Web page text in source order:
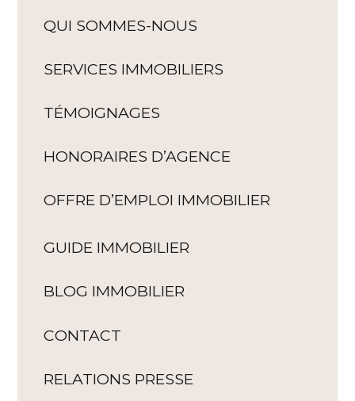
QUI SOMMES-NOUS
SERVICES IMMOBILIERS
TÉMOIGNAGES
HONORAIRES D’AGENCE
OFFRE D’EMPLOI IMMOBILIER
GUIDE IMMOBILIER
BLOG IMMOBILIER
CONTACT
RELATIONS PRESSE